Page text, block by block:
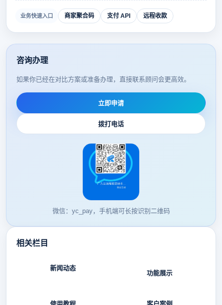
业务快速入口 商家聚合码 支付 API 远程收款
咨询办理
如果你已经在对比方案或准备办理，直接联系顾问会更高效。
立即申请
拨打电话
微信：yc_pay，手机端可长按识别二维码
相关栏目
新闻动态
功能展示
使用教程 客户案例